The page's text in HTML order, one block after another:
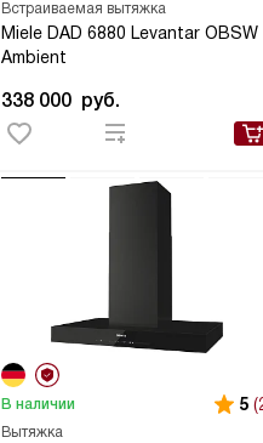
Встраиваемая вытяжка
Miele DAD 6880 Levantar OBSW
Ambient
338 000 руб.
Вытяжка
В наличии 5